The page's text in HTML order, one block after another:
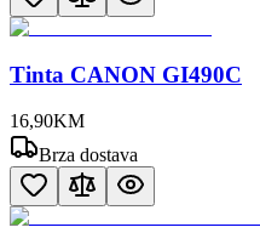
Tinta CANON GI490C
16,90KM
Brza dostava